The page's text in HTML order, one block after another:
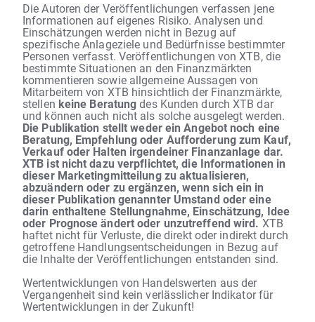
Die Autoren der Veröffentlichungen verfassen jene
Informationen auf eigenes Risiko. Analysen und
Einschätzungen werden nicht in Bezug auf
spezifische Anlageziele und Bedürfnisse bestimmter
Personen verfasst. Veröffentlichungen von XTB, die
bestimmte Situationen an den Finanzmärkten
kommentieren sowie allgemeine Aussagen von
Mitarbeitern von XTB hinsichtlich der Finanzmärkte,
stellen keine Beratungdes Kunden durch XTB dar
und können auch nicht als solche ausgelegt werden.
Die Publikation stellt weder ein Angebot noch eine
Beratung, Empfehlung oder Aufforderung zum Kauf,
Verkauf oder Halten irgendeiner Finanzanlage dar.
XTB ist nicht dazu verpflichtet, die Informationen in
dieser Marketingmitteilung zu aktualisieren,
abzuändern oder zu ergänzen, wenn sich ein in
dieser Publikation genannter Umstand oder eine
darin enthaltene Stellungnahme, Einschätzung, Idee
oder Prognose ändert oder unzutreffend wird. XTB
haftet nicht für Verluste, die direkt oder indirekt durch
getroffene Handlungsentscheidungen in Bezug auf
die Inhalte der Veröffentlichungen entstanden sind.
Wertentwicklungen von Handelswerten aus der
Vergangenheit sind kein verlässlicher Indikator für
Wertentwicklungen in der Zukunft!